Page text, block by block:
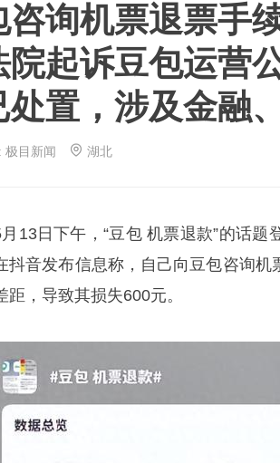
咨询机票退票手
院起诉豆包运营
处置，涉及金融
极目新闻 湖北
13日下午，“豆包 机票退款”的话
抖音发布信息称，自己向豆包咨询
距，导致其损失600元。